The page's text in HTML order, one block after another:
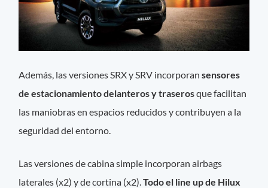
Además, las versiones SRX y SRV incorporansensores
de estacionamiento delanteros y traserosque facilitan
las maniobras en espacios reducidos y contribuyen a la
seguridad del entorno.
Las versiones de cabina simple incorporan airbags
laterales (x2) y de cortina (x2).Todo el line up de Hilux